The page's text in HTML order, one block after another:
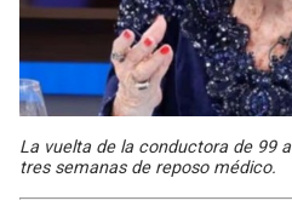
La vuelta de la conductora de 99
tres semanas de reposo médico.